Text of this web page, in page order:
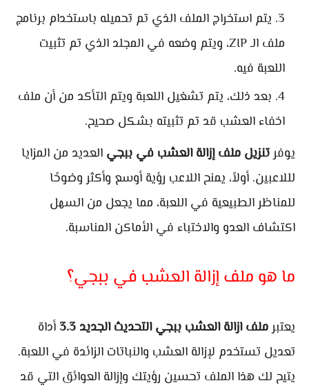
يتم استخراج الملف الذي تم تحميله باستخدام برنامج
ملف الـ ZIP، ويتم وضعه في المجلد الذي تم تثبيت
اللعبة فيه.
بعد ذلك، يتم تشغيل اللعبة ويتم التأكد من أن ملف
اخفاء العشب قد تم تثبيته بشكل صحيح.
يوفرتنزيل ملف إزالة العشب في ببجي العديد من المزايا
لللاعبين. أولاً، يمنح اللاعب رؤية أوسع وأكثر وضوحًا
للمناظر الطبيعية في اللعبة، مما يجعل من السهل
اكتشاف العدو والاختباء في الأماكن المناسبة.
ما هو ملف إزالة العشب في ببجي؟
يعتبرملف ازالة العشب ببجي التحديث الجديد 3.3
أداة
تعديل تستخدم لإزالة العشب والنباتات الزائدة في اللعبة.
يتيح لك هذا الملف تحسين رؤيتك وإزالة العوائق التي قد